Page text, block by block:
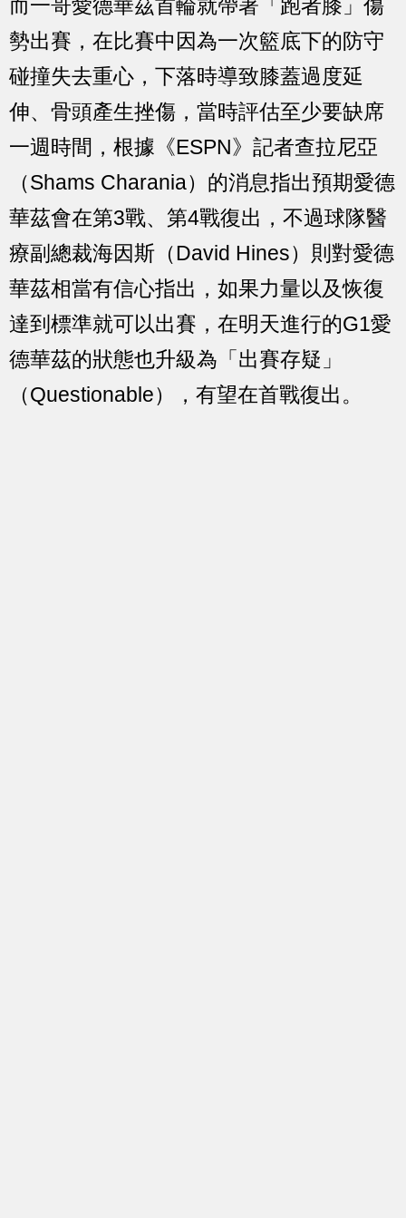
而一哥愛德華茲首輪就帶著「跑者膝」傷
勢出賽，在比賽中因為一次籃底下的防守
碰撞失去重心，下落時導致膝蓋過度延
伸、骨頭產生挫傷，當時評估至少要缺席
一週時間，根據《ESPN》記者查拉尼亞
（Shams Charania）的消息指出預期愛德
華茲會在第3戰、第4戰復出，不過球隊醫
療副總裁海因斯（David Hines）則對愛德
華茲相當有信心指出，如果力量以及恢復
達到標準就可以出賽，在明天進行的G1愛
德華茲的狀態也升級為「出賽存疑」
（Questionable），有望在首戰復出。